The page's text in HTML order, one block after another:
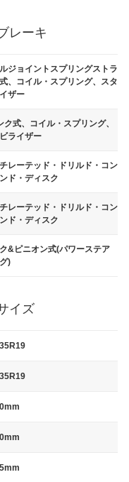
レーキ
ジョイントスプリングストラ
、コイル・スプリング、スタ
ザー
ク式、コイル・スプリング、
ライザー
レーテッド・ドリルド・コン
ド・ディスク
レーテッド・ドリルド・コン
ド・ディスク
&ピニオン式(パワーステア
)
イズ